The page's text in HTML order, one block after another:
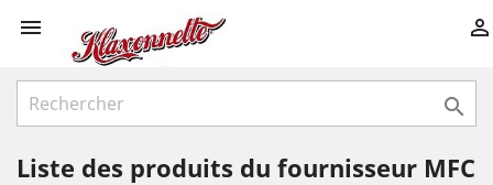
 

Liste des produits du fournisseur MFC